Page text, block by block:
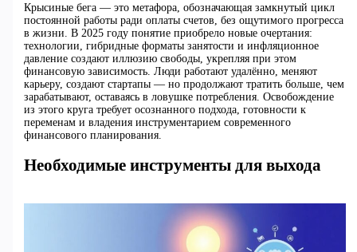
Крысиные бега — это метафора, обозначающая замкнутый цикл
постоянной работы ради оплаты счетов, без ощутимого прогресса
в жизни. В 2025 году понятие приобрело новые очертания:
технологии, гибридные форматы занятости и инфляционное
давление создают иллюзию свободы, укрепляя при этом
финансовую зависимость. Люди работают удалённо, меняют
карьеру, создают стартапы — но продолжают тратить больше, чем
зарабатывают, оставаясь в ловушке потребления. Освобождение
из этого круга требует осознанного подхода, готовности к
переменам и владения инструментарием современного
финансового планирования.
Необходимые инструменты для выхода